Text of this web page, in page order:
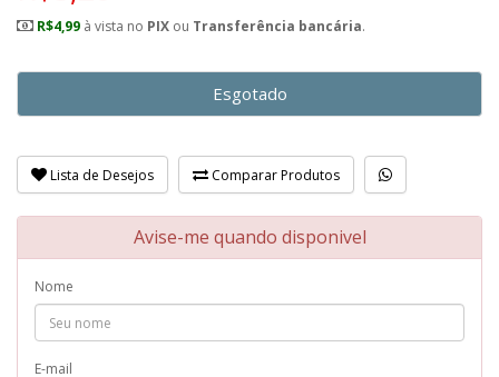
R$4,99 à vista no PIX ou Transferência bancária.
Esgotado
Lista de Desejos Comparar Produtos
Avise-me quando disponivel
Nome
E-mail